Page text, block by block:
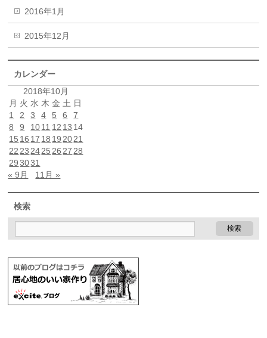
2016年1月
2015年12月
カレンダー
2018年10月
月 火 水 木 金 土 日
1
2 3 4 5 6
7
8
9 1011 12 13 14
15 16 17 18 19 2021
22 23 2425 26 27 28
29 3031
« 9月
11月 »
検索